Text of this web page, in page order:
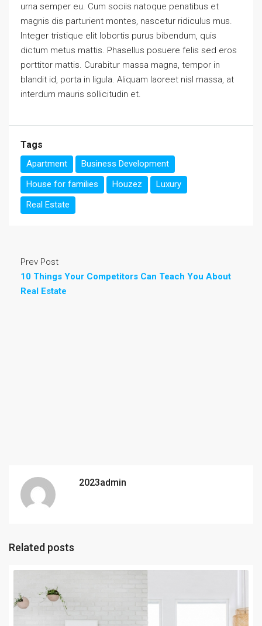
urna semper eu. Cum sociis natoque penatibus et
magnis dis parturient montes, nascetur ridiculus mus.
Integer tristique elit lobortis purus bibendum, quis
dictum metus mattis. Phasellus posuere felis sed eros
porttitor mattis. Curabitur massa magna, tempor in
blandit id, porta in ligula. Aliquam laoreet nisl massa, at
interdum mauris sollicitudin et.
Tags
Apartment
Business Development
House for families
Houzez
Luxury
Real Estate
Prev Post
10 Things Your Competitors Can Teach You About
Real Estate
2023admin
Related posts